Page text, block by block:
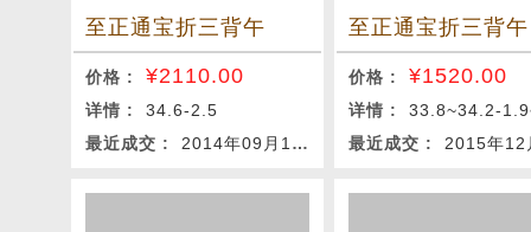
至正通宝折三背午
价格 : ¥2110.00
详情 : 34.6-2.5
最近成交 : 2014年09月18日
至正通宝折三背午
价格 :¥1520.00
详情 :33.8~34.2-1.9~2.3-8.27g 字口
最近成交 : 2015年12月